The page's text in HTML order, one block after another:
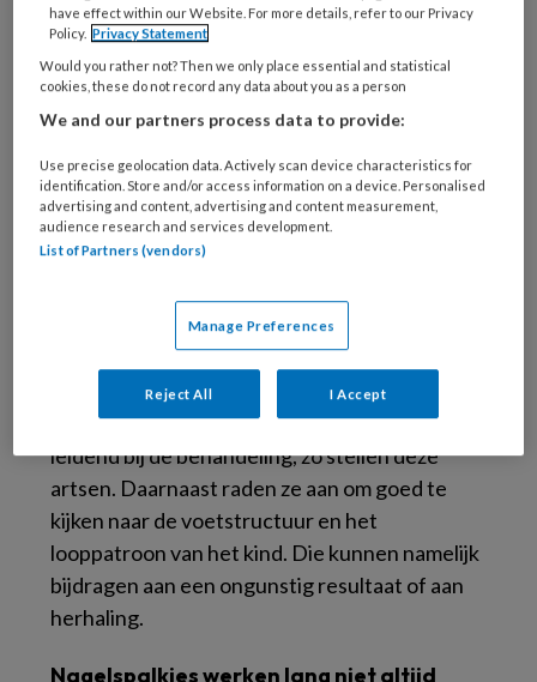
Ingegroeide teennagel (bij volwassene) (Foto: ExistentialExplosion;
Ingegroeide teennagels komen veel voor bij
kinderen, met name bij adolescenten. De
behandeling hiervan is soms conservatief en
soms chirurgisch. Maar wat nu de beste manier
is, daarover zijn artsen het tot nu toe niet eens.
Deonderzoekers
praktisch plan van aanpak op. Dat deden ze op
basis van al het onderzoek dat ze hierover
konden vinden. De ernst van deunguis
incarnatusen de leeftijd van de patiënt zijn
leidend bij de behandeling, zo stellen deze
artsen. Daarnaast raden ze aan om goed te
kijken naar de voetstructuur en het
looppatroon van het kind. Die kunnen namelijk
bijdragen aan een ongunstig resultaat of aan
herhaling.
Nagelspalkjes werken lang niet altijd
have effect within our Website. For more details, refer to our Privacy
Policy. Privacy Statement
Would you rather not? Then we only place essential and statistical
cookies, these do not record any data about you as a person
We and our partners process data to provide:
Use precise geolocation data. Actively scan device characteristics for
identification. Store and/or access information on a device. Personalised
advertising and content, advertising and content measurement,
audience research and services development.
List of Partners (vendors)
Manage Preferences
Reject All I Accept